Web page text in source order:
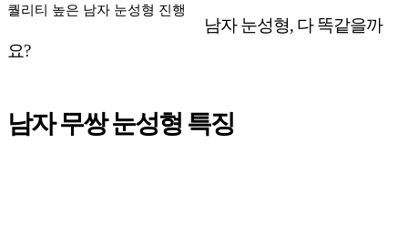
퀄리티 높은 남자 눈성형 진행
남자 눈성형, 다 똑같을까
요?
남자 무쌍 눈성형 특징